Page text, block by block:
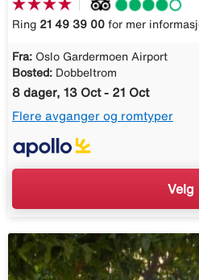
Ring 21 49 39 00 for mer
Fra: Oslo Gardermoen Airport
Bosted: Dobbeltrom
8 dager, 13 Oct - 21 Oct
Flere avganger og romtyper
Velg